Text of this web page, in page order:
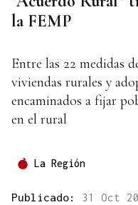
la FEMP
Entre las 22 medidas
viviendas rurales y
encaminados a fijar
en el rural
La Región
Publicado: 31 Oct